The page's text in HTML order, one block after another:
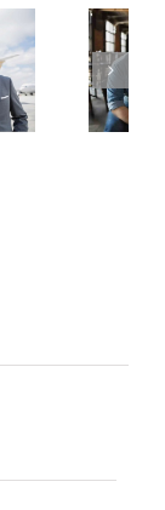
Londra